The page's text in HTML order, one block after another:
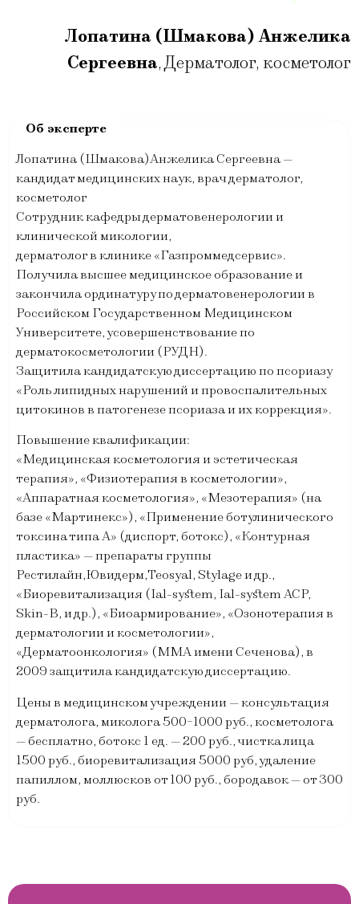
Лопатина (Шмакова) Анжелика
Сергеевна,Дерматолог, косметолог
Лопатина (Шмакова)Анжелика Сергеевна —
кандидат медицинских наук, врач дерматолог,
косметолог
Сотрудник кафедры дерматовенерологии и
клинической микологии,
дерматолог в клинике «Газпроммедсервис».
Получила высшее медицинское образование и
закончила ординатуру по дерматовенерологии в
Российском Государственном Медицинском
Университете, усовершенствование по
дерматокосметологии (РУДН).
Защитила кандидатскую диссертацию по псориазу
«Роль липидных нарушений и провоспалительных
цитокинов в патогенезе псориаза и их коррекция».
Повышение квалификации:
«Медицинская косметология и эстетическая
терапия», «Физиотерапия в косметологии»,
«Аппаратная косметология», «Мезотерапия» (на
базе «Мартинекс»), «Применение ботулинического
токсина типа А» (диспорт, ботокс), «Контурная
пластика» — препараты группы
Рестилайн,Ювидерм,Teosyal, Stylage и др.,
«Биоревитализация (Ial-system, Ial-system ACP,
Skin-B, и др.), «Биоармирование», «Озонотерапия в
дерматологии и косметологии»,
«Дерматоонкология» (ММА имени Сеченова), в
2009 защитила кандидатскую диссертацию.
Цены в медицинском учреждении — консультация
дерматолога, миколога 500-1000 руб., косметолога
— бесплатно, ботокс 1 ед. — 200 руб., чистка лица
1500 руб., биоревитализация 5000 руб, удаление
папиллом, моллюсков от 100 руб., бородавок — от 300
руб.